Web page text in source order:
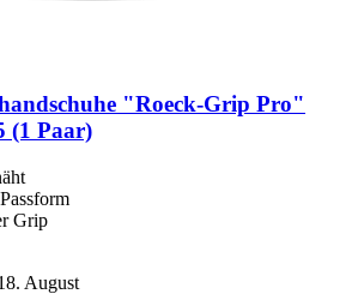
"Roeck-​Grip Pro"
(1 Paar)
Grip
August